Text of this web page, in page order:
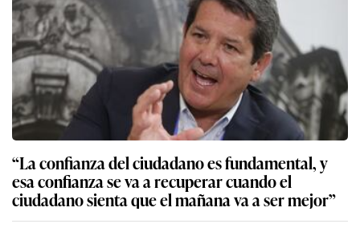
“La confianza del ciudadano es fundamental, y
esa confianza se va a recuperar cuando el
ciudadano sienta que el mañana va a ser mejor”